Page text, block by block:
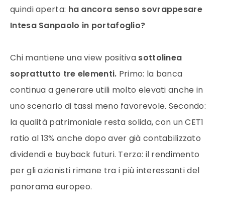
quindi aperta: ha ancora senso sovrappesare
Intesa Sanpaolo in portafoglio?
Chi mantiene una view positiva sottolinea
soprattutto tre elementi. Primo: la banca
continua a generare utili molto elevati anche in
uno scenario di tassi meno favorevole. Secondo:
la qualità patrimoniale resta solida, con un CET1
ratio al 13% anche dopo aver già contabilizzato
dividendi e buyback futuri. Terzo: il rendimento
per gli azionisti rimane tra i più interessanti del
panorama europeo.